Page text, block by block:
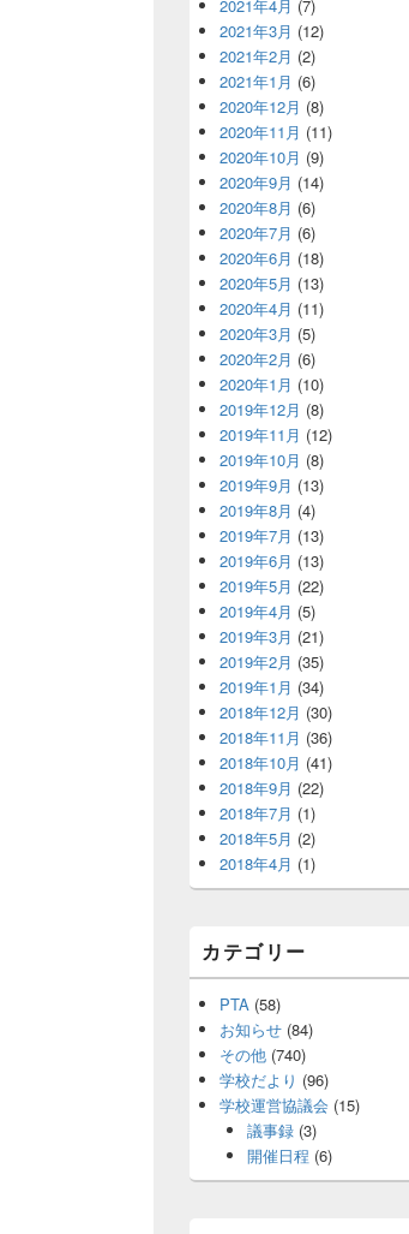
2021年4月 (7)
2021年3月 (12)
2021年2月 (2)
2021年1月 (6)
2020年12月 (8)
2020年11月 (11)
2020年10月 (9)
2020年9月 (14)
2020年8月 (6)
2020年7月 (6)
2020年6月 (18)
2020年5月 (13)
2020年4月 (11)
2020年3月 (5)
2020年2月 (6)
2020年1月 (10)
2019年12月 (8)
2019年11月 (12)
2019年10月 (8)
2019年9月 (13)
2019年8月 (4)
2019年7月 (13)
2019年6月 (13)
2019年5月 (22)
2019年4月 (5)
2019年3月 (21)
2019年2月 (35)
2019年1月 (34)
2018年12月 (30)
2018年11月 (36)
2018年10月 (41)
2018年9月 (22)
2018年7月 (1)
2018年5月 (2)
2018年4月 (1)
カテゴリー
PTA (58)
お知らせ (84)
その他 (740)
学校だより (96)
学校運営協議会 (15)
議事録(3)
開催日程 (6)